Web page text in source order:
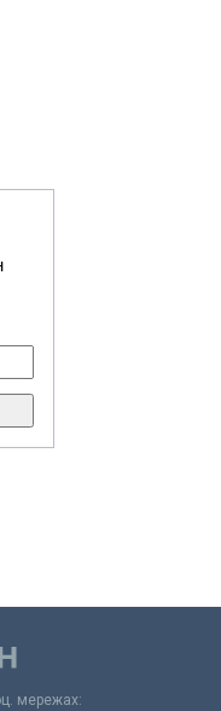
мережах: